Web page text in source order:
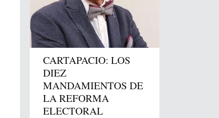
CARTAPACIO: LOS
DIEZ
MANDAMIENTOS DE
LA REFORMA
ELECTORAL